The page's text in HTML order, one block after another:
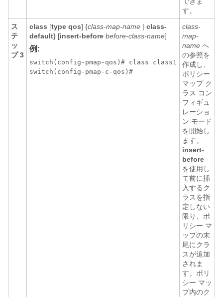
す。
ス
テ
ッ
プ 3
class [type qos] {class-map-name | class-
default} [insert-before before-class-name]
例:
switch(config-pmap-qos)# class class1
switch(config-pmap-c-qos)#
class-
map-
name へ
の参照を
作成し、
ポリシー
マップ ク
ラス コン
フィギュ
レーショ
ン モード
を開始し
ます。
insert-
before
を使用し
て前に挿
入するク
ラスを指
定しない
限り、ポ
リシー マ
ップの末
尾にクラ
スが追加
されま
す。ポリ
シー マッ
プ内のク